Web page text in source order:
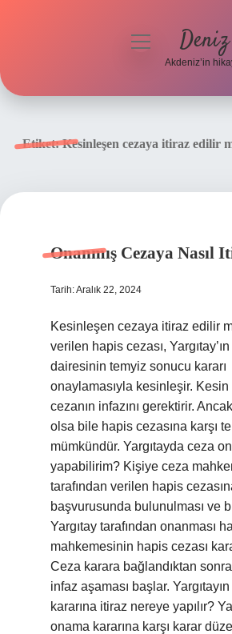
menüyü
Akdeniz’in
Etiket:Kesinleşen cezaya itiraz edilir
Onanmış Cezaya Nasıl
Tarih: Aralık 22, 2024
Kesinleşen cezaya itiraz edilir
verilen hapis cezası,
dairesinin temyiz sonucu kararı
onaylamasıyla kesinleşir. Kesin
cezanın infazını gerektirir.
olsa bile hapis cezasına karşı
mümkündür. Yargıtayda ceza
yapabilirim? Kişiye ceza
tarafından verilen hapis
başvurusunda bulunulması ve
Yargıtay tarafından onanması
mahkemesinin hapis cezası
Ceza karara bağlandıktan
infaz aşaması başlar.
kararına itiraz nereye yapılır?
onama kararına karşı karar